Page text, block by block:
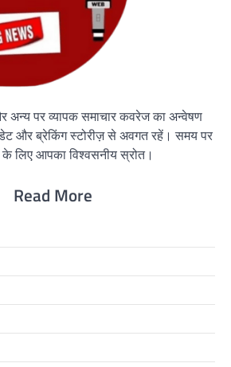
अन्य पर व्यापक समाचार कवरेज का अन्वेषण
और ब्रेकिंग स्टोरीज़ से अवगत रहें। समय पर
के लिए आपका विश्वसनीय स्रोत।
Read More